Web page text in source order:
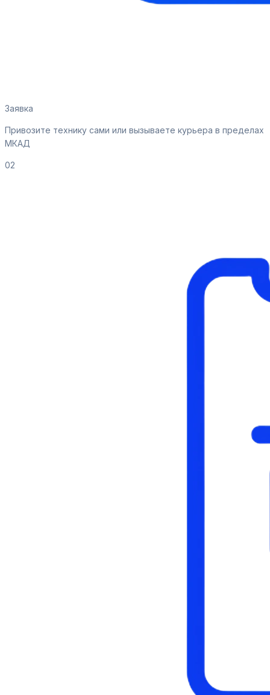
Заявка
Привозите технику сами или вызываете курьера в пределах
МКАД
02